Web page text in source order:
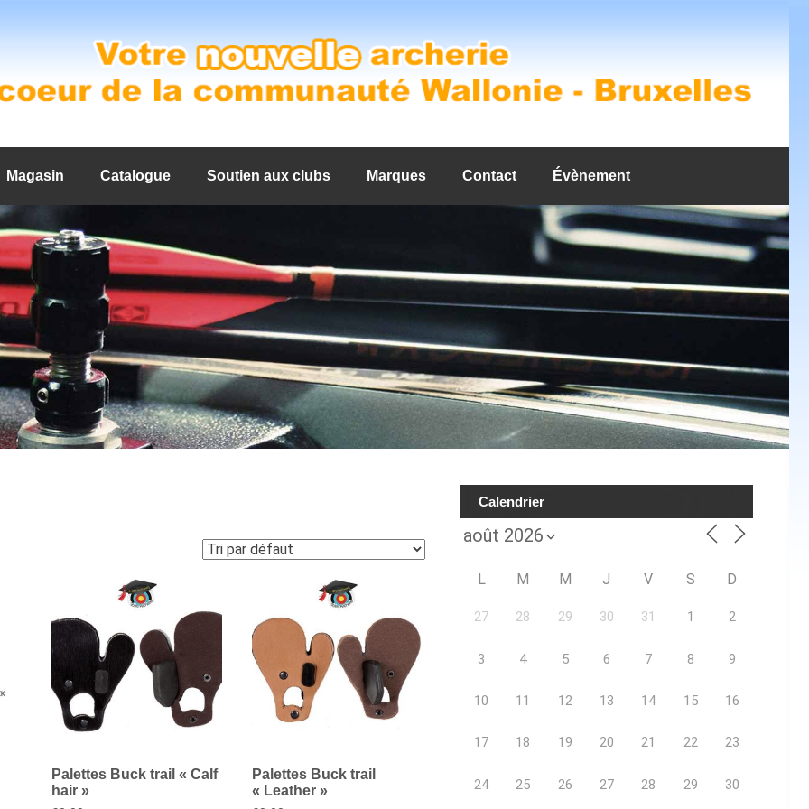
Magasin Catalogue Soutien aux clubs Marques Contact Évènement
Palettes Buck trail « Calf
hair »
Palettes Buck trail
« Leather »
Calendrier
L M M J V S D
27 28 29 30 31 1 2
3 4 5 6 7 8 9
10 11 12 13 14 15 16
17 18 19 20 21 22 23
24 25 26 27 28 29 30